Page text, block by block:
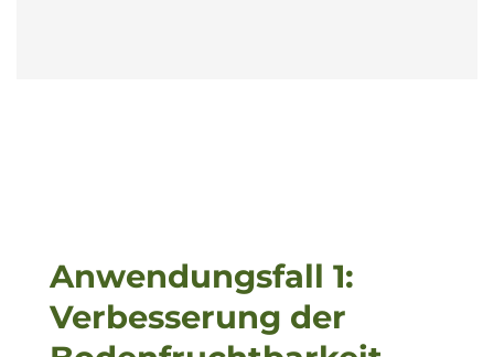
Anwendungsfall 1:
Verbesserung der